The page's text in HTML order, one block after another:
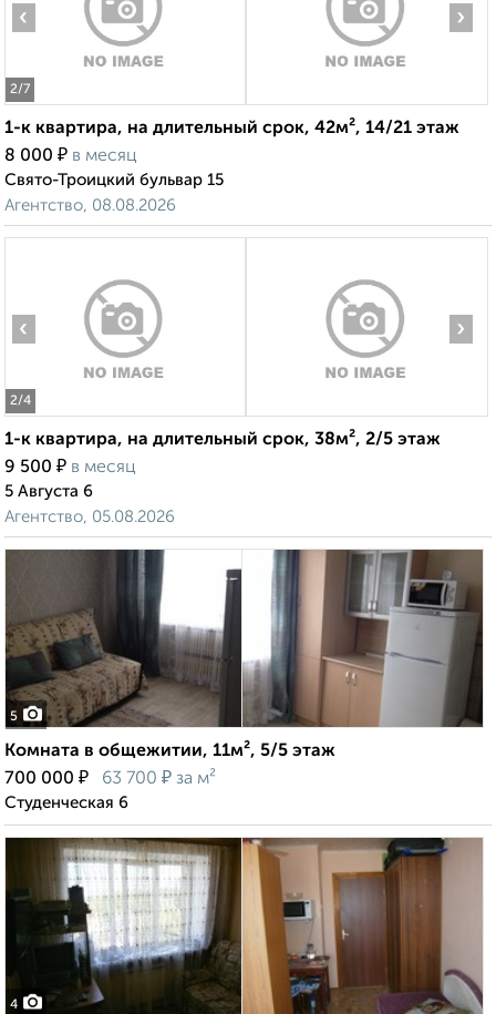
2/7
‹ ›
1-к квартира, на длительный срок, 42м², 14/21 этаж
8 000 ₽ в месяц
Свято-Троицкий бульвар 15
Агентство, 08.08.2026
2/4
‹ ›
1-к квартира, на длительный срок, 38м², 2/5 этаж
9 500 ₽ в месяц
5 Августа 6
Агентство, 05.08.2026
5
Комната в общежитии, 11м², 5/5 этаж
700 000 ₽ 63 700 ₽ за м²
Студенческая 6
4